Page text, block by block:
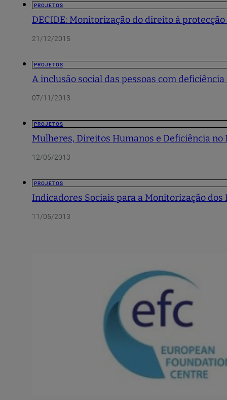
PROJETOS
DECIDE: Monitorização do direito à
21/12/2015
PROJETOS
A inclusão social das pessoas com
07/11/2013
PROJETOS
Mulheres, Direitos Humanos e Deficiência no
12/05/2013
PROJETOS
Indicadores Sociais para a Monitorização
11/05/2013